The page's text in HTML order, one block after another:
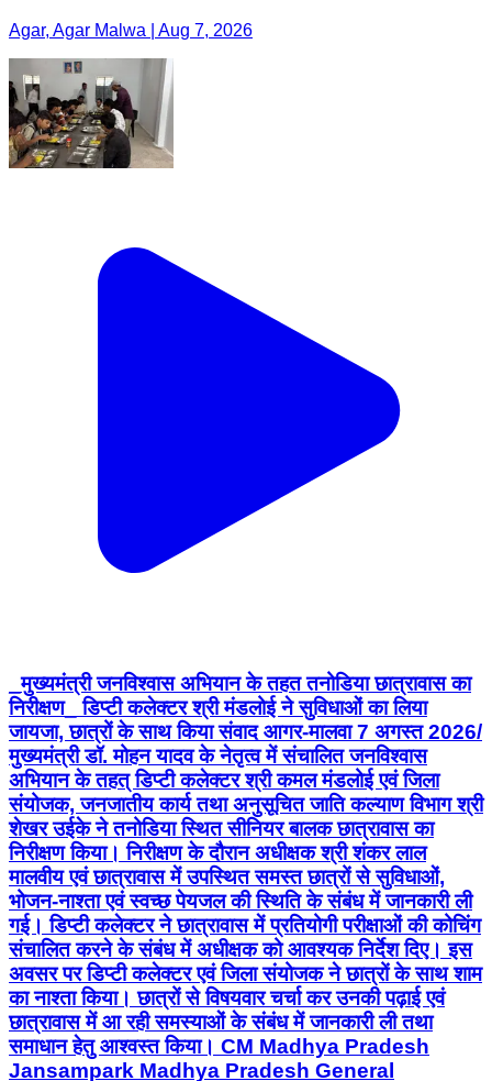
Agar, Agar Malwa | Aug 7, 2026
_मुख्यमंत्री जनविश्वास अभियान के तहत तनोडिया छात्रावास का
निरीक्षण_ डिप्टी कलेक्टर श्री मंडलोई ने सुविधाओं का लिया
जायजा, छात्रों के साथ किया संवाद आगर-मालवा 7 अगस्त 2026/
मुख्यमंत्री डॉ. मोहन यादव के नेतृत्व में संचालित जनविश्वास
अभियान के तहत् डिप्टी कलेक्टर श्री कमल मंडलोई एवं जिला
संयोजक, जनजातीय कार्य तथा अनुसूचित जाति कल्याण विभाग श्री
शेखर उईके ने तनोडिया स्थित सीनियर बालक छात्रावास का
निरीक्षण किया। निरीक्षण के दौरान अधीक्षक श्री शंकर लाल
मालवीय एवं छात्रावास में उपस्थित समस्त छात्रों से सुविधाओं,
भोजन-नाश्ता एवं स्वच्छ पेयजल की स्थिति के संबंध में जानकारी ली
गई। डिप्टी कलेक्टर ने छात्रावास में प्रतियोगी परीक्षाओं की कोचिंग
संचालित करने के संबंध में अधीक्षक को आवश्यक निर्देश दिए। इस
अवसर पर डिप्टी कलेक्टर एवं जिला संयोजक ने छात्रों के साथ शाम
का नाश्ता किया। छात्रों से विषयवार चर्चा कर उनकी पढ़ाई एवं
छात्रावास में आ रही समस्याओं के संबंध में जानकारी ली तथा
समाधान हेतु आश्वस्त किया। CM Madhya Pradesh
Jansampark Madhya Pradesh General